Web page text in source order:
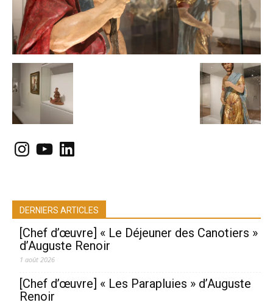
Instagram
YouTubeLinkedIn
DERNIERS ARTICLES
[Chef d’œuvre] « Le Déjeuner des Canotiers »
d’Auguste Renoir
1 août 2026
[Chef d’œuvre] « Les Parapluies » d’Auguste
Renoir